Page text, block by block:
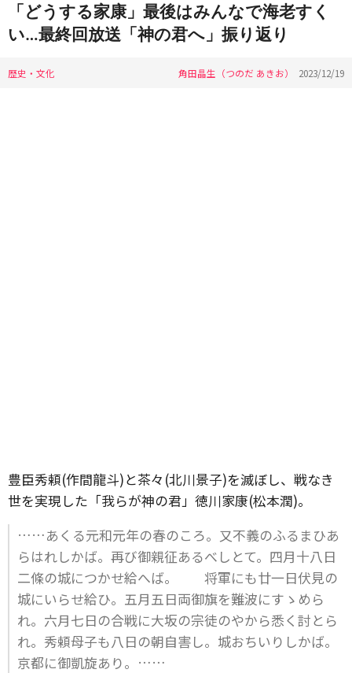
「どうする家康」最後はみんなで海老すく
い…最終回放送「神の君へ」振り返り
歴史・文化 角田晶生（つのだ あきお） 2023/12/19
豊臣秀頼(作間龍斗)と茶々(北川景子)を滅ぼし、戦なき
世を実現した「我らが神の君」徳川家康(松本潤)。
……あくる元和元年の春のころ。又不義のふるまひあ
らはれしかば。再び御親征あるべしとて。四月十八日
二條の城につかせ給へば。 将軍にも廿一日伏見の
城にいらせ給ひ。五月五日両御旗を難波にすゝめら
れ。六月七日の合戦に大坂の宗徒のやから悉く討とら
れ。秀頼母子も八日の朝自害し。城おちいりしかば。
京都に御凱旋あり。……